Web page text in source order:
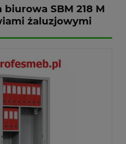
SBM 218 M
żaluzjowymi